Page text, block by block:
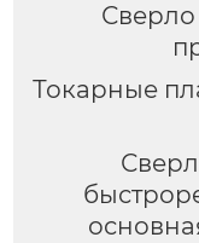
Сверло
Токарные